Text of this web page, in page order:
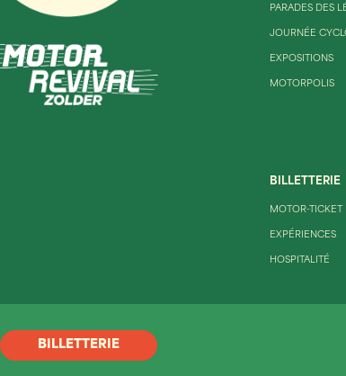
PARADES DES
JOURNÉE
EXPOSITIONS
MOTORPOLIS
BILLETTERIE
MOTOR-TICKET
EXPÉRIENCES
HOSPITALITÉ
BILLETTERIE